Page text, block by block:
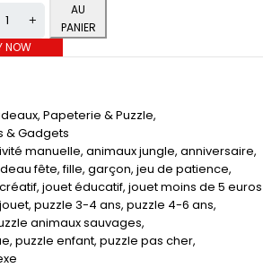
AU
PANIER
NOW
, Papeterie & Puzzle,
& Gadgets
manuelle, animaux jungle, anniversaire,
fête,fille, garçon, jeu de patience,
, jouet éducatif, jouet moins de 5 euros
, puzzle 3-4 ans, puzzle 4-6 ans,
animaux sauvages,
, puzzle enfant, puzzle pas cher,